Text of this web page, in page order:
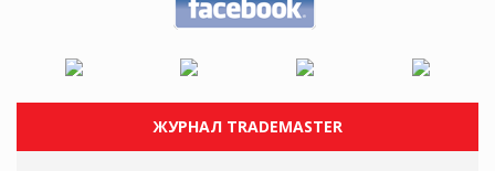
ЖУРНАЛ TRADEMASTER